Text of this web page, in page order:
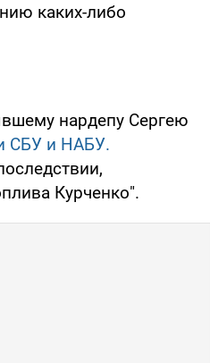
каких-либо
нардепу Сергею
СБУ и НАБУ.
Курченко".